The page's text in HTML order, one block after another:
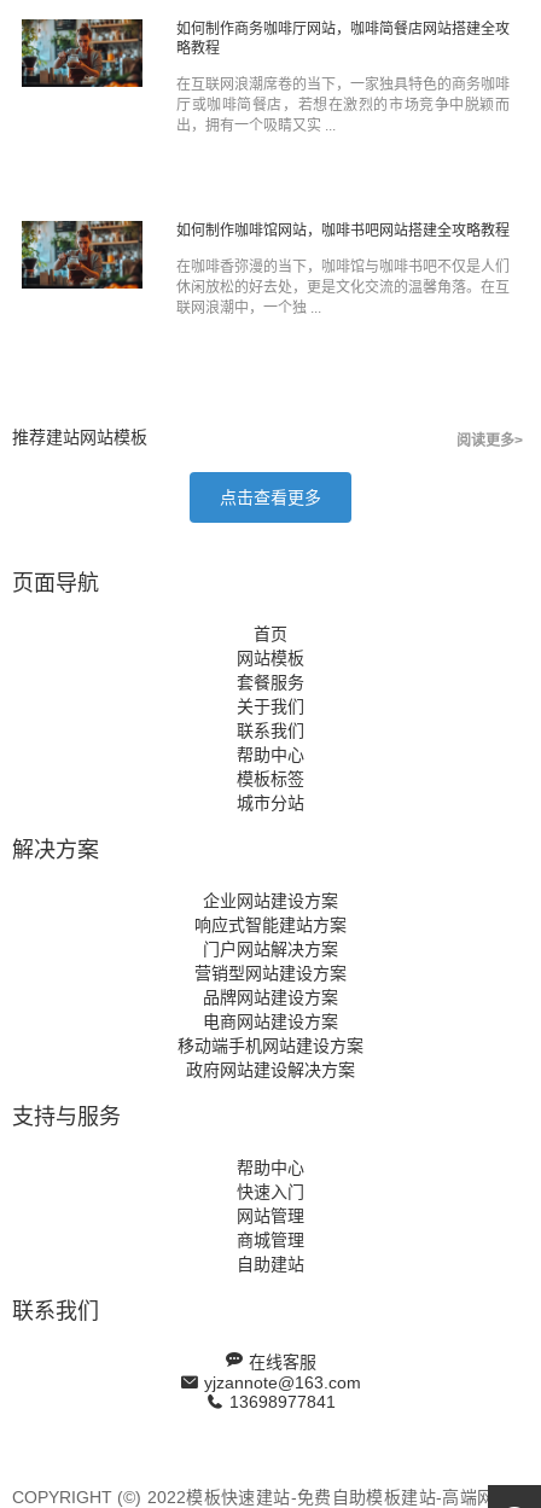
如何制作商务咖啡厅网站，咖啡简餐店网站搭建全攻
略教程
在互联网浪潮席卷的当下，一家独具特色的商务咖啡
厅或咖啡简餐店，若想在激烈的市场竞争中脱颖而
出，拥有一个吸睛又实 ...
如何制作咖啡馆网站，咖啡书吧网站搭建全攻略教程
在咖啡香弥漫的当下，咖啡馆与咖啡书吧不仅是人们
休闲放松的好去处，更是文化交流的温馨角落。在互
联网浪潮中，一个独 ...
推荐建站网站模板 阅读更多>
点击查看更多
页面导航
首页
网站模板
套餐服务
关于我们
联系我们
帮助中心
模板标签
城市分站
解决方案
企业网站建设方案
响应式智能建站方案
门户网站解决方案
营销型网站建设方案
品牌网站建设方案
电商网站建设方案
移动端手机网站建设方案
政府网站建设解决方案
支持与服务
帮助中心
快速入门
网站管理
商城管理
自助建站
联系我们
在线客服
yjzannote@163.com
13698977841
COPYRIGHT (©) 2022模板快速建站-免费自助模板建站-高端网站定